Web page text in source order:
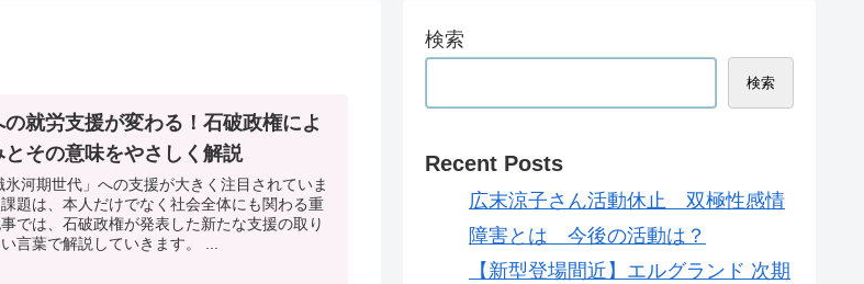
就労支援が変わる！石破政権によ
その意味をやさしく解説
河期世代」への支援が大きく注目されていま
題は、本人だけでなく社会全体にも関わる重
では、石破政権が発表した新たな支援の取り
言葉で解説していきます。 ...
検索
検索
Recent Posts
広末涼子さん活動休止 双極性感情
障害とは 今後の活動は？
【新型登場間近】エルグランド 次期